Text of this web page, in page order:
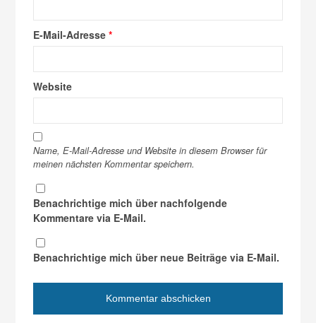
E-Mail-Adresse*
Website
Name, E-Mail-Adresse und Website in diesem Browser für
meinen nächsten Kommentar speichern.
Benachrichtige mich über nachfolgende
Kommentare via E-Mail.
Benachrichtige mich über neue Beiträge via E-Mail.